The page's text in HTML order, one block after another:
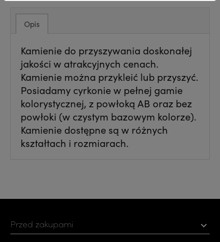
Opis
Kamienie do przyszywania doskonałej
jakości w atrakcyjnych cenach.
Kamienie można przykleić lub przyszyć.
Posiadamy cyrkonie w pełnej gamie
kolorystycznej, z powłoką AB oraz bez
powłoki (w czystym bazowym kolorze).
Kamienie dostępne są w różnych
kształtach i rozmiarach.
Przed zakupami 